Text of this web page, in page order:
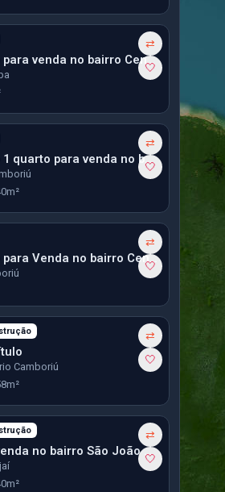
⇄
🤍
Apartamento para venda no bairro Centro em Curitiba
⇄
🤍
Apartamento 1 quarto para venda no bairro Tabuleiro em Camboriú
⇄
🤍
Apartamento para Venda no bairro Centro em Camboriú
⇄
🤍
Camboriú
⇄
🤍
Studio para venda no bairro São João em Itajaí